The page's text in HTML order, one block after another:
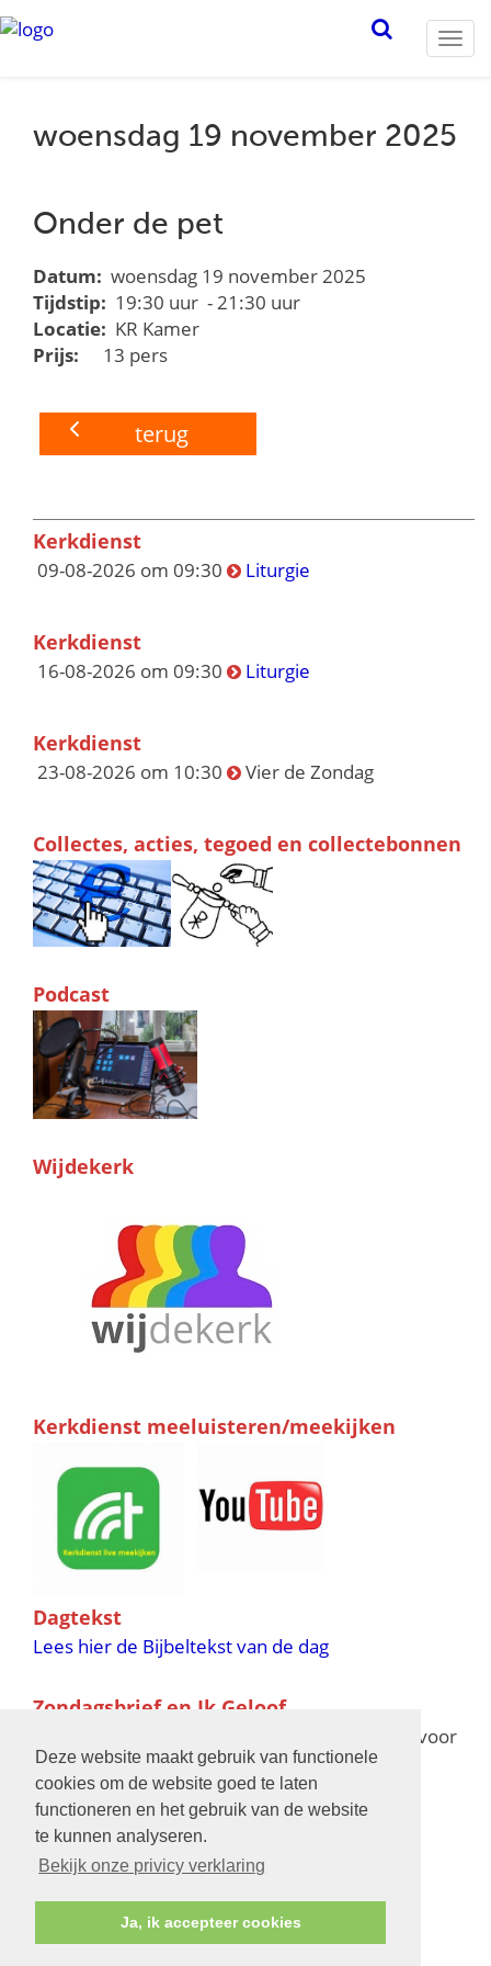
Deze website maakt gebruik van functionele
cookies om de website goed te laten
functioneren en het gebruik van de website
te kunnen analyseren.
Bekijk onze privicy verklaring
Ja, ik accepteer cookies
woensdag 19 november 2025
Onder de pet
Datum: woensdag 19 november 2025
Tijdstip: 19:30 uur - 21:30 uur
Locatie: KR Kamer
Prijs:
13 pers
terug
Kerkdienst
09-08-2026 om 09:30 Liturgie
Kerkdienst
16-08-2026 om 09:30 Liturgie
Kerkdienst
23-08-2026 om 10:30 Vier de Zondag
Collectes, acties, tegoed en collectebonnen
Podcast
Wijdekerk
Kerkdienst meeluisteren/meekijken
Dagtekst
Lees hier de Bijbeltekst van de dag
Zondagsbrief en Ik Geloof
voor
de verschijningsdata in 2025 en 2026
Bijbelschool